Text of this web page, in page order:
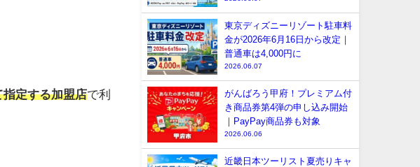
定する加盟店で利
東京ディズニーリゾート駐車料
金が2026年6月16日から改定｜
普通車は4,000円に
2026.06.07
がんばろう甲府！プレミアム付
き商品券第4弾の申し込み開始
｜PayPay商品券も対象
2026.06.06
近畿日本ツーリスト夏売りキャ